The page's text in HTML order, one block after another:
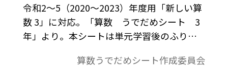
令和2～5（2020～2023）年度用「新しい算
数 3」に対応。「算数 うでだめシート 3
年」より。本シートは単元学習後のふり返
す。テスト用に作成したものではないため，
算数うでだめシート作成委員会